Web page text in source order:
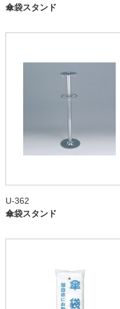
傘袋スタンド
U-362
傘袋スタンド